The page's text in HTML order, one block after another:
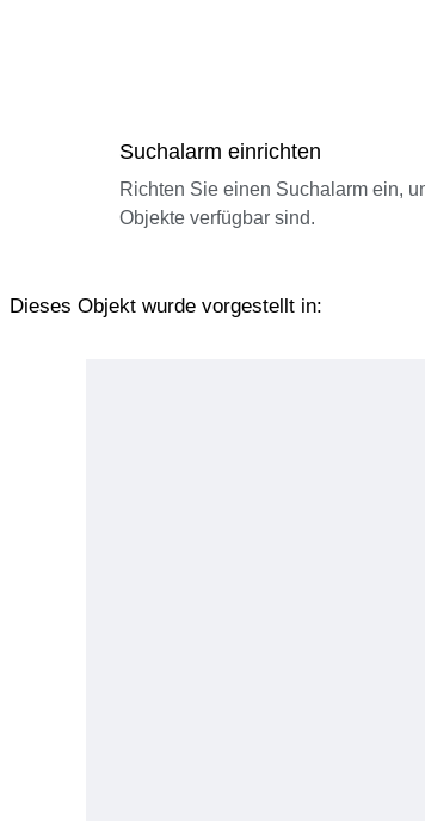
Suchalarm einrichten
Richten Sie einen Suchalarm ein,
Objekte verfügbar sind.
Dieses Objekt wurde vorgestellt in: